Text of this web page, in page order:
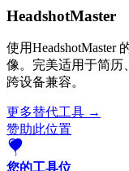
HeadshotMaster
使用HeadshotMaster
像。完美适用于简历
跨设备兼容。
更多替代工具 →
赞助此位置
您的工具位